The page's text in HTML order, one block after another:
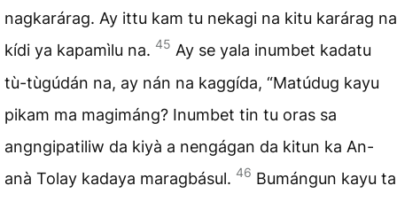
nagkarárag. Ay ittu kam tu nekagi na kitu karárag na
kídi ya kapamìlu na. 45 Ay se yala inumbet kadatu
tù-tùgúdán na, ay nán na kaggída, “Matúdug kayu
pikam ma magimáng? Inumbet tin tu oras sa
angngipatiliw da kiyà a nengágan da kitun ka An-
anà Tolay kadaya maragbásul. 46 Bumángun kayu ta